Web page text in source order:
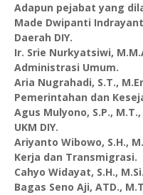
Adapun pejabat yang
Made Dwipanti
Daerah DIY.
Ir. Srie Nurkyatsiwi,
Administrasi Umum.
Aria Nugrahadi, S.T.,
Pemerintahan dan
Agus Mulyono, S.P.,
UKM DIY.
Ariyanto Wibowo, S.H.,
Kerja dan Transmigrasi.
Cahyo Widayat, S.H.,
Bagas Seno Aji, ATD.,